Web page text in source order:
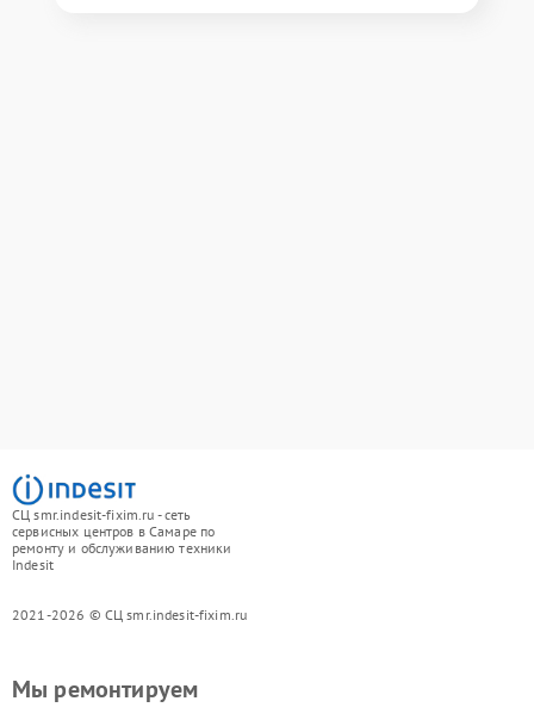
СЦ smr.indesit-fixim.ru - сеть
сервисных центров в Самаре по
ремонту и обслуживанию техники
Indesit
2021-2026 © СЦ smr.indesit-fixim.ru
Мы ремонтируем